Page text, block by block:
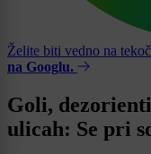
Želite biti vedno na
na Googlu.
Goli,
ulicah: Se pri